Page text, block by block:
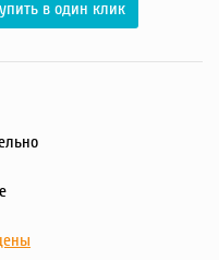
в один клик